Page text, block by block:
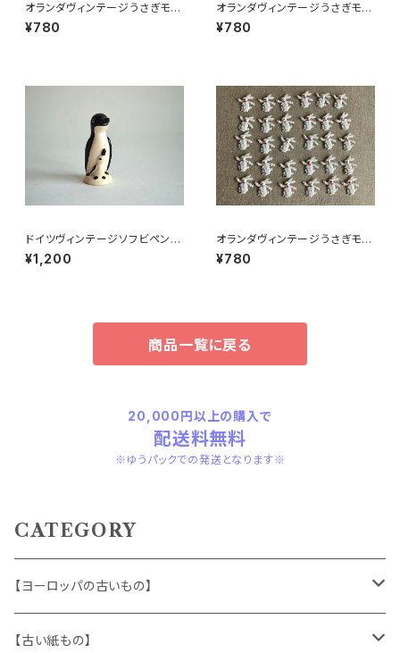
オランダヴィンテージうさぎモチ
ーフプラパーツ30個セットa5
¥780
オランダヴィンテージうさぎモチ
ーフプラパーツ30個セットNo18
6
¥780
ドイツヴィンテージソフビペンギ
ンの親子
¥1,200
オランダヴィンテージうさぎモチ
ーフプラパーツ30個セットNo19
9
¥780
商品一覧に戻る
20,000円以上の購入で
配送料無料
※ゆうパックでの発送となります※
CATEGORY
【ヨーロッパの古いもの】
ヴィンテージアクセサリー
【古い紙もの】